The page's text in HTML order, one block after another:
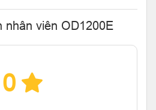
nhân viên OD1200E
0